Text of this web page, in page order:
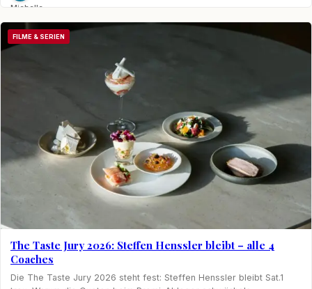
Michelle
Möhring
FILME & SERIEN
The Taste Jury 2026: Steffen Henssler bleibt – alle 4
Coaches
Die The Taste Jury 2026 steht fest: Steffen Henssler bleibt Sat.1